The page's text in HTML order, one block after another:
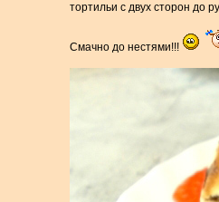
тортильи с двух сторон до
Смачно до нестями!!!